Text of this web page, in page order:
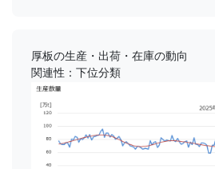
厚板の生産・出荷・在庫の動向
関連性：下位分類